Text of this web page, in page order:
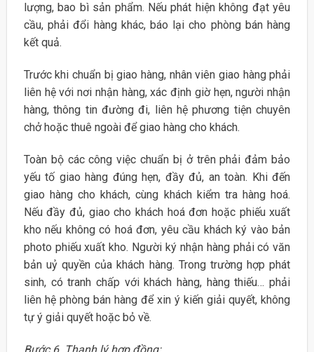
lượng, bao bì sản phẩm. Nếu phát hiện không đạt yêu
cầu, phải đổi hàng khác, báo lại cho phòng bán hàng
kết quả.
Trước khi chuẩn bị giao hàng, nhân viên giao hàng phải
liên hệ với nơi nhận hàng, xác định giờ hẹn, người nhận
hàng, thông tin đường đi, liên hệ phương tiện chuyên
chở hoặc thuê ngoài để giao hàng cho khách.
Toàn bộ các công việc chuẩn bị ở trên phải đảm bảo
yếu tố giao hàng đúng hẹn, đầy đủ, an toàn. Khi đến
giao hàng cho khách, cùng khách kiểm tra hàng hoá.
Nếu đầy đủ, giao cho khách hoá đơn hoặc phiếu xuất
kho nếu không có hoá đơn, yêu cầu khách ký vào bản
photo phiếu xuất kho. Người ký nhận hàng phải có văn
bản uỷ quyền của khách hàng. Trong trường hợp phát
sinh, có tranh chấp với khách hàng, hàng thiếu… phải
liên hệ phòng bán hàng để xin ý kiến giải quyết, không
tự ý giải quyết hoặc bỏ về.
Bước 6. Thanh lý hợp đồng: